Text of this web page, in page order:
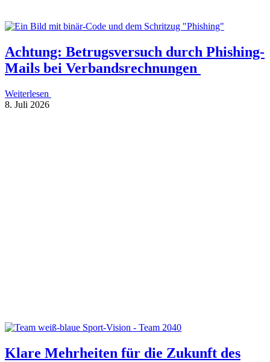
Achtung: Betrugs­ver­such durch Phis­hing-
Mails bei Verbandsrechnungen
Weiterlesen
8. Juli 2026
Klare Mehr­hei­ten für die Zukunft des